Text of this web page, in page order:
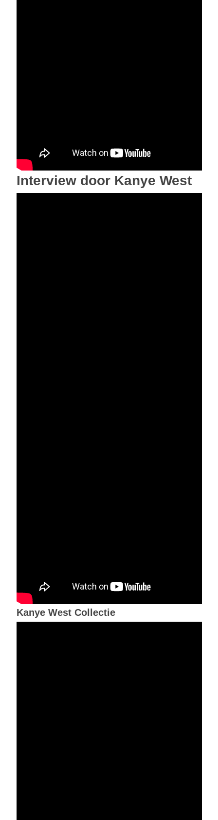
Interview door Kanye West
Kanye West Collectie